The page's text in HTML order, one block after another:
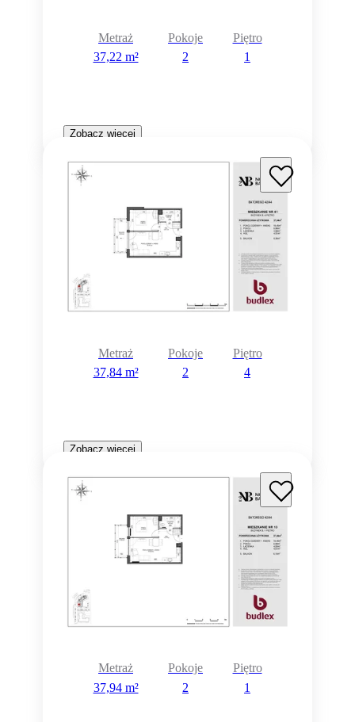
Metraż
37,22 m²
Pokoje
2
Piętro
1
Zobacz więcej
Metraż
37,84 m²
Pokoje
2
Piętro
4
Zobacz więcej
Metraż
37,94 m²
Pokoje
2
Piętro
1